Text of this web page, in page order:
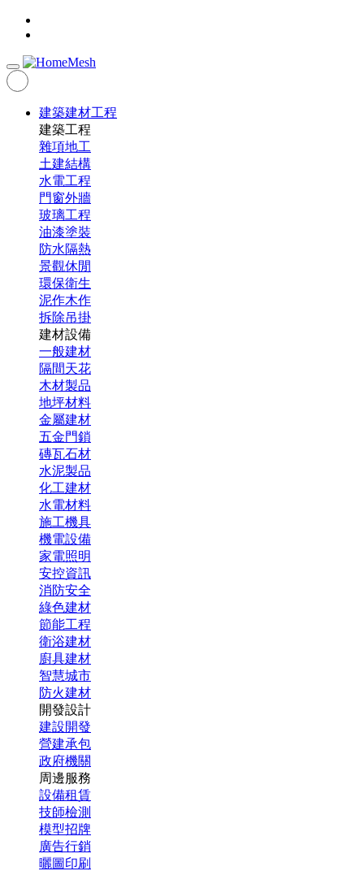
建築建材工程
建築工程
雜項地工
土建結構
水電工程
門窗外牆
玻璃工程
油漆塗裝
防水隔熱
景觀休閒
環保衛生
泥作木作
拆除吊掛
建材設備
一般建材
隔間天花
木材製品
地坪材料
金屬建材
五金門鎖
磚瓦石材
水泥製品
化工建材
水電材料
施工機具
機電設備
家電照明
安控資訊
消防安全
綠色建材
節能工程
衛浴建材
廚具建材
智慧城市
防火建材
開發設計
建設開發
營建承包
政府機關
周邊服務
設備租賃
技師檢測
模型招牌
廣告行銷
曬圖印刷